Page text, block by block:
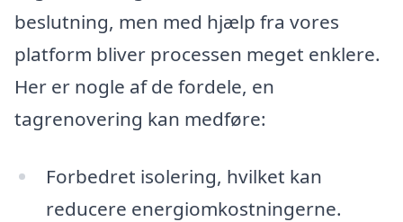
beslutning, men med hjælp fra vores
platform bliver processen meget enklere.
Her er nogle af de fordele, en
tagrenovering kan medføre:
Forbedret isolering, hvilket kan
reducere energiomkostningerne.